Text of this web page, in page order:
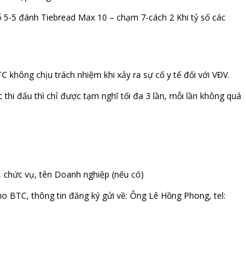
5 đánh Tiebread Max 10 – chạm 7-cách 2 Khi tỷ số các
không chịu trách nhiệm khi xảy ra sự cố y tế đối với VĐV.
đấu thì chỉ được tạm nghĩ tối đa 3 lần, mỗi lần không quá
vụ, tên Doanh nghiệp (nếu có)
BTC, thông tin đăng ký gửi về: Ông Lê Hồng Phong, tel: